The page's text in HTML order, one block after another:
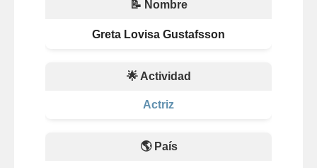
📝 Nombre
Greta Lovisa Gustafsson
🌟 Actividad
Actriz
🌎 País